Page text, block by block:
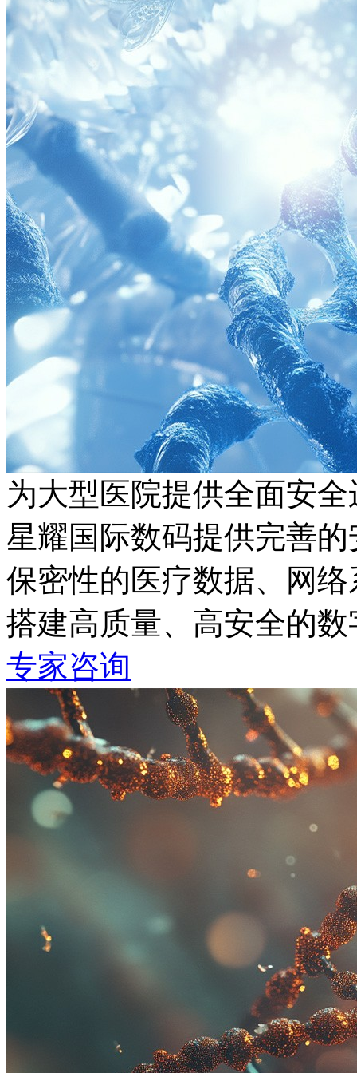
为大型医院提供全面安
星耀国际数码提供完善的
保密性的医疗数据、网
搭建高质量、高安全的
专家咨询